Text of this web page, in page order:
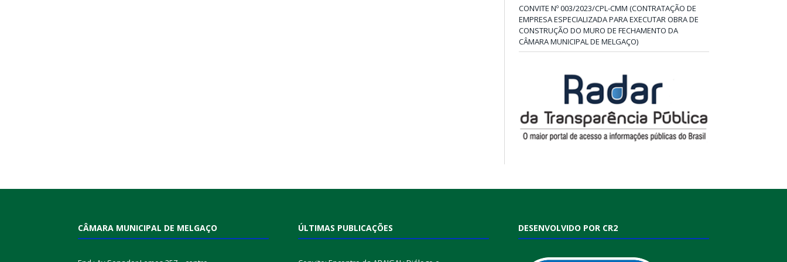
CONVITE Nº 003/2023/CPL-CMM (CONTRATAÇÃO DE
EMPRESA ESPECIALIZADA PARA EXECUTAR OBRA DE
CONSTRUÇÃO DO MURO DE FECHAMENTO DA
CÂMARA MUNICIPAL DE MELGAÇO)
CÂMARA MUNICIPAL DE MELGAÇO ÚLTIMAS PUBLICAÇÕES DESENVOLVIDO POR CR2